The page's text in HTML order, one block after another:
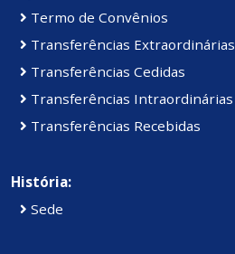
Termo de Convênios
Transferências Extraordinárias
Transferências Cedidas
Transferências Intraordinárias
Transferências Recebidas
História:
Sede